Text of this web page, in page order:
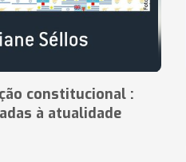
constitucional :
à atualidade